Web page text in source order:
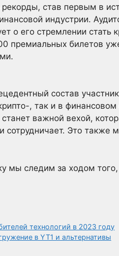
став первым в
индустрии.
о его стремлении
премиальных билетов
состав
, так и в
важной вехой,
сотрудничает. Это
мы следим за ходом
технологий в 2023 году
в YT1 и альтернативы